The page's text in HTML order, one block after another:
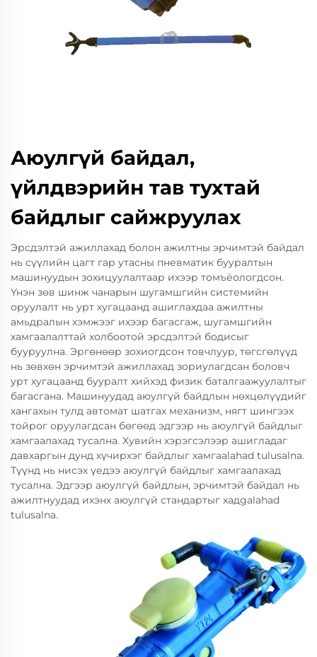
Аюулгүй байдал,
үйлдвэрийн тав тухтай
байдлыг сайжруулах
Эрсдэлтэй ажиллахад болон ажилтны эрчимтэй байдал
нь сүүлийн цагт гар утасны пневматик бууралтын
машинуудын зохицуулалтаар ихээр томъёологдсон.
Үнэн зөв шинж чанарын шугамшгийн системийн
оруулалт нь урт хугацаанд ашиглахдаа ажилтны
амьдралын хэмжээг ихээр багасгаж, шугамшгийн
хамгаалалттай холбоотой эрсдэлтэй бодисыг
бууруулна. Эргөнөөр зохиогдсон товчлуур, төгсгөлүүд
нь зөвхөн эрчимтэй ажиллахад зориулагдсан боловч
урт хугацаанд бууралт хийхэд физик баталгаажуулалтыг
багасгана. Машинуудад аюулгүй байдлын нөхцөлүүдийг
хангахын тулд автомат шатгах механизм, нягт шингээх
тойрог оруулагдсан бөгөөд эдгээр нь аюулгүй байдлыг
хамгаалахад тусална. Хувийн хэрэгсэлээр ашигладаг
давхаргын дунд хүчирхэг байдлыг хамгaalahad tulusalna.
Түүнд нь нисэх үедээ аюулгүй байдлыг хамгaaлахад
тусална. Эдгээр аюулгүй байдлын, эрчимтэй байдал нь
ажилтнуудад ихэнх аюулгүй стандартыг хадgalahad
tulusalna.